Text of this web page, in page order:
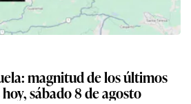
magnitud de los últimos
sábado 8 de agosto